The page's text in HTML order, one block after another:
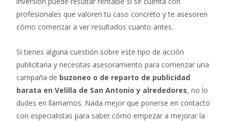
profesionales que valoren tu caso concreto y te asesoren
cómo comenzar a ver resultados cuanto antes.
Si tienes alguna cuestión sobre este tipo de acción
publicitaria y necesitas asesoramiento para comenzar una
campaña de buzoneo o de reparto de publicidad
barata en Velilla de San Antonio y alrededores, no lo
dudes en llamarnos. Nada mejor que ponerse en contacto
con especialistas para saber cómo empezar a mejorar la